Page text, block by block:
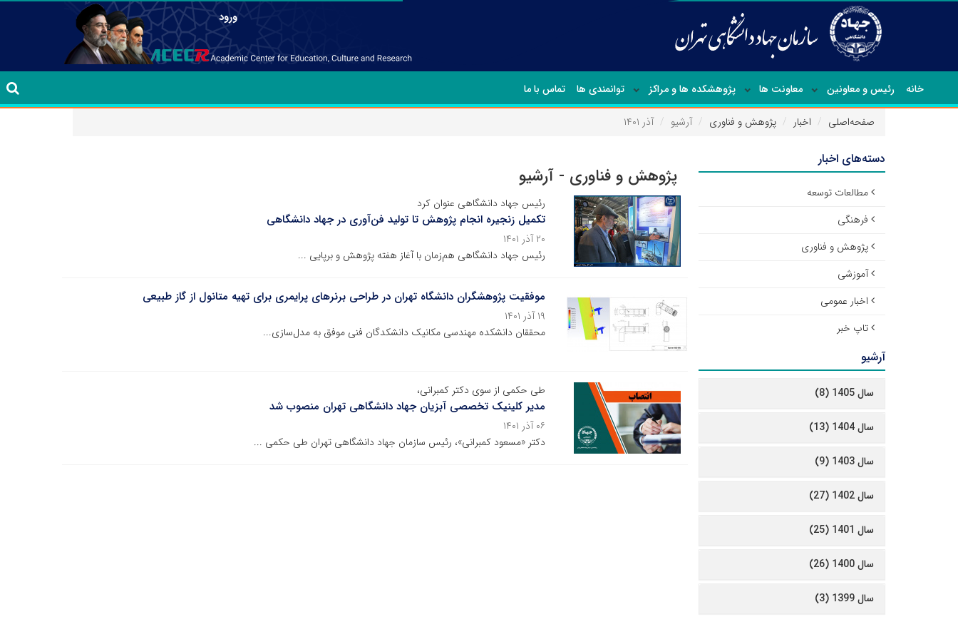
ورود
خانه رئیس و معاونین معاونت ها پژوهشکده ها و مراکز توانمندی ها تماس با ما
صفحه‌اصلی اخبار پژوهش و فناوری آرشیو آذر ۱۴۰۱
پژوهش و فناوری - آرشیو
رئیس جهاد دانشگاهی عنوان کرد
تکمیل زنجیره انجام پژوهش تا تولید فن‌آوری در جهاد دانشگاهی
۲۰ آذر ۱۴۰۱
رئیس جهاد دانشگاهی هم‌زمان با آغاز هفته پژوهش و برپایی ...
موفقیت پژوهشگران دانشگاه تهران در طراحی برنرهای پرایمری برای تهیه متانول از گاز طبیعی
۱۹ آذر ۱۴۰۱
محققان دانشکده مهندسی مکانیک دانشکدگان فنی موفق به مدل‌سازی...
طی حکمی از سوی دکتر کمبرانی،
مدیر کلینیک تخصصی آبزیان جهاد دانشگاهی تهران منصوب شد
۰۶ آذر ۱۴۰۱
دکتر «مسعود کمبرانی»، رئیس سازمان جهاد دانشگاهی تهران طی حکمی ...
دسته‌های اخبار
مطالعات توسعه
فرهنگی
پژوهش و فناوری
آموزشی
اخبار عمومی
تاپ خبر
آرشیو
سال 1405 (8)
سال 1404 (13)
سال 1403 (9)
سال 1402 (27)
سال 1401 (25)
سال 1400 (26)
سال 1399 (3)